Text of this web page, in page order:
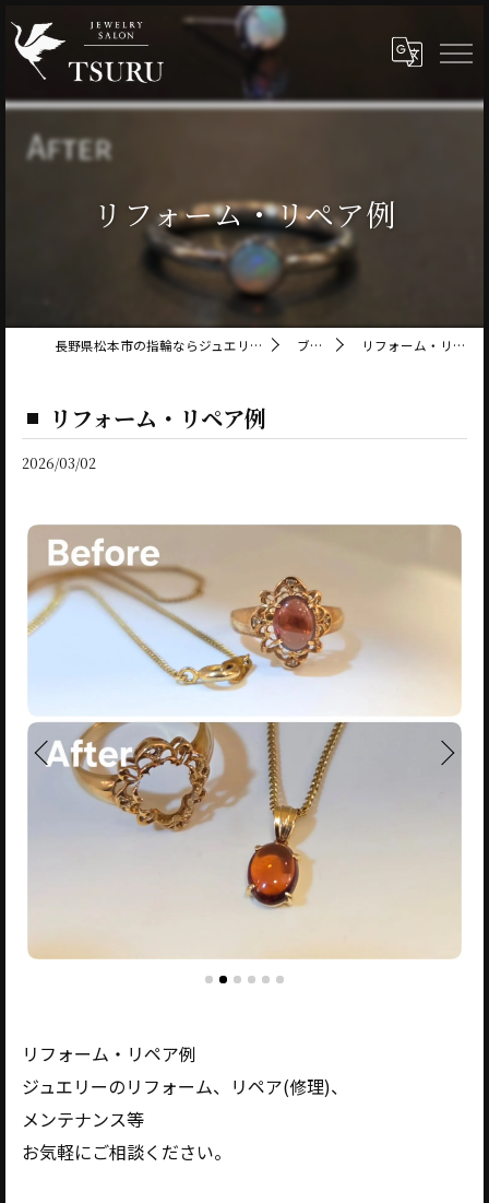
リフォーム・リペア例
長野県松本市の指輪ならジュエリーサロン鶴 ブログ リフォーム・リペア例
リフォーム・リペア例
2026/03/02
リフォーム・リペア例
ジュエリーのリフォーム、リペア(修理)、
メンテナンス等
お気軽にご相談ください。